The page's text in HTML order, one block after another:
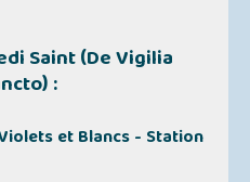
Saint(De Vigilia
:
et Blancs - Station